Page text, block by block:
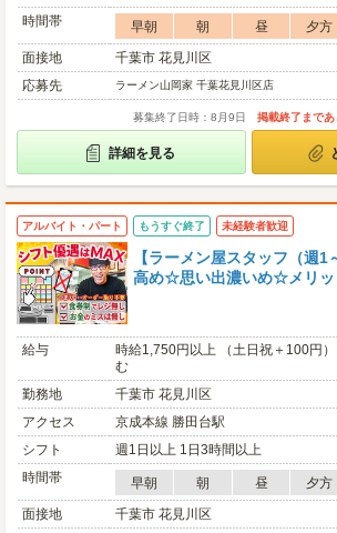
時間帯
早朝 朝 昼 夕方
面接地
千葉市 花見川区
応募先
ラーメン山岡家 千葉花見川区店
募集終了日時：8月9日 掲載終了まであ
詳細を見る
アルバイト・パート もうすぐ終了 未経験者歓迎
【ラーメン屋スタッフ（週
高め☆思い出濃いめ☆メリ
給与
時給1,750円以上 （土日祝＋100円
む
勤務地
千葉市 花見川区
アクセス
京成本線 勝田台駅
シフト
週1日以上 1日3時間以上
時間帯
早朝 朝 昼 夕方
面接地
千葉市 花見川区